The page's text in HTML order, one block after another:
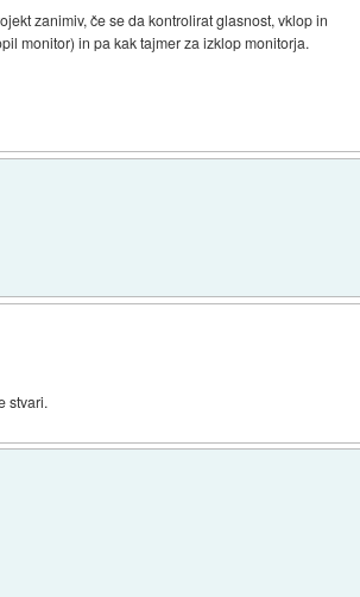
zanimiv, če se da kontrolirat glasnost, vklop in
monitor) in pa kak tajmer za izklop monitorja.
stvari.